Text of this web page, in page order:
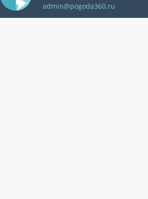
admin@pogoda360.ru